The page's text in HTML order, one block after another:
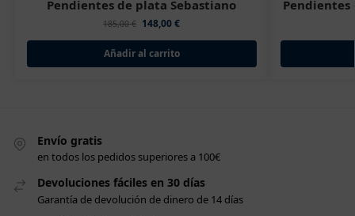
Pendientes de plata Sebastiano
185,00€ 148,00€
Añadir al carrito
Pendientes
Envío gratis
en todos los pedidos superiores a 100€
Devoluciones fáciles en 30 días
Garantía de devolución de dinero de 14 días